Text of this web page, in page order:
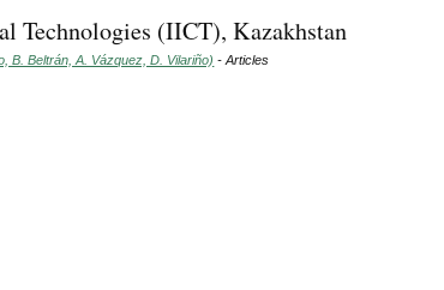
Technologies (IICT), Kazakhstan
B. Beltrán, A. Vázquez, D. Vilariño) - Articles